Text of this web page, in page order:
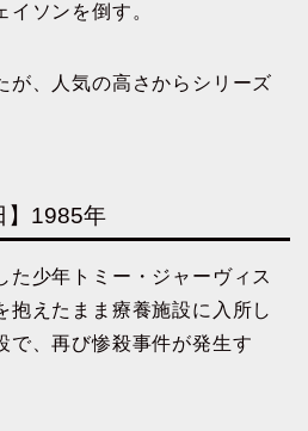
ソンを倒す。
が、人気の高さからシリーズ
】1985年
た少年トミー・ジャーヴィス
抱えたまま療養施設に入所し
で、再び惨殺事件が発生す